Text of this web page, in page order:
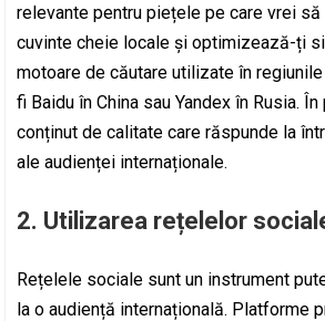
relevante pentru piețele pe care vrei
cuvinte cheie locale și optimizează-ți
motoare de căutare utilizate în
fi Baidu în China sau Yandex în Rusia.
conținut de calitate care răspunde la
ale audienței internaționale.
2. Utilizarea rețelelor
Rețelele sociale sunt un instrument
la o audiență internațională. Platforme